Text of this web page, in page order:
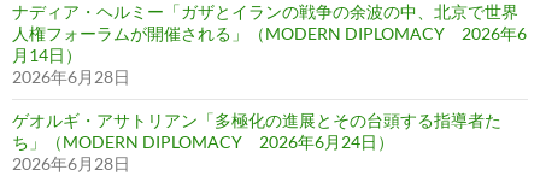
ナディア・ヘルミー「ガザとイランの戦争の余波の中、北京で世界
人権フォーラムが開催される」（MODERN DIPLOMACY 2026年6
月14日）
2026年6月28日
ゲオルギ・アサトリアン「多極化の進展とその台頭する指導者た
ち」（MODERN DIPLOMACY 2026年6月24日）
2026年6月28日